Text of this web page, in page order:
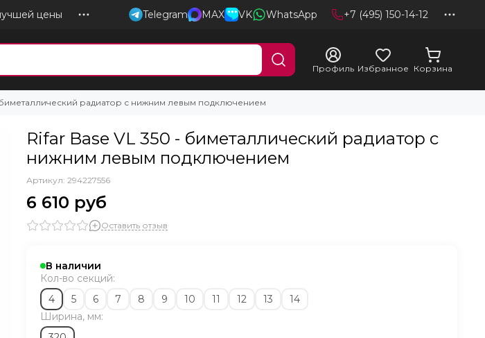
цены Telegram MAX VK WhatsApp +7 (495) 150-14-12
Профиль Избранное Корзина
биметаллический радиатор с нижним левым подключением
Rifar Base VL 350 - биметаллический радиатор с
нижним левым подключением
Артикул: 294227556
6 610 руб
Оставить отзыв
В наличии
Кол-во секций:
4
5 6 7 8 9 10 11 12 13
14
Ширина, мм: